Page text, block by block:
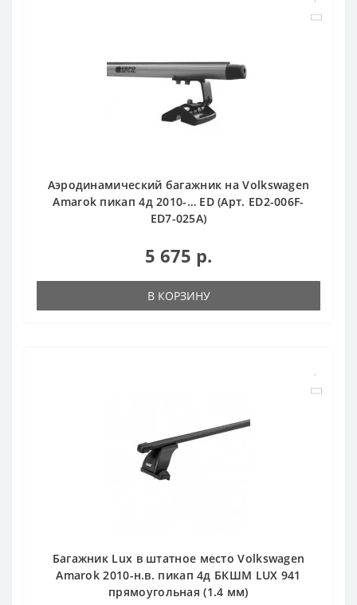
Аэродинамический багажник на Volkswagen
Amarok пикап 4д 2010-… ED (Арт. ED2-006F-
ED7-025A)
5 675 р.
В КОРЗИНУ
Багажник Lux в штатное место Volkswagen
Amarok 2010-н.в. пикап 4д БКШМ LUX 941
прямоугольная (1.4 мм)